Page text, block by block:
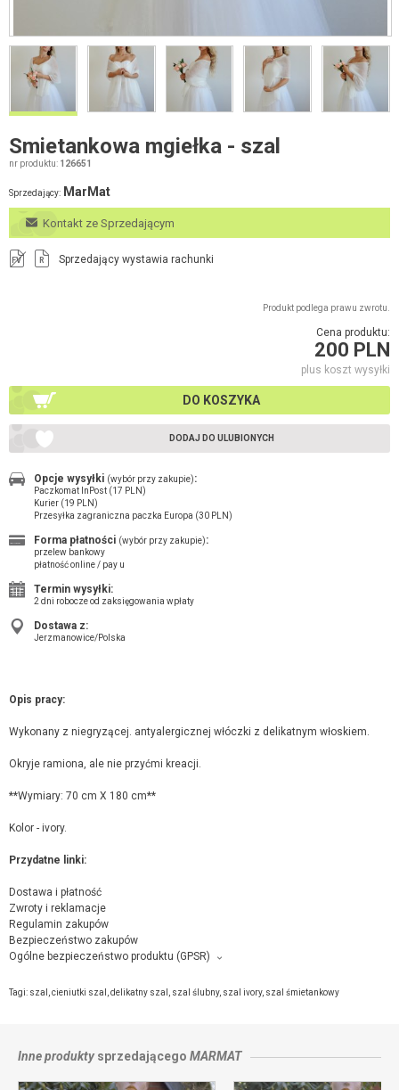
Smietankowa mgiełka - szal
nr produktu: 126651
Sprzedający: MarMat
Kontakt ze Sprzedającym
FV R Sprzedający wystawia rachunki
Produkt podlega prawu zwrotu.
Cena produktu:
200 PLN
plus koszt wysyłki
DO KOSZYKA
DODAJ DO ULUBIONYCH
Opcje wysyłki (wybór przy zakupie):
Paczkomat InPost (17 PLN)
Kurier (19 PLN)
Przesyłka zagraniczna paczka Europa (30 PLN)
Forma płatności (wybór przy zakupie):
przelew bankowy
płatność online / pay u
Termin wysyłki:
2 dni robocze od zaksięgowania wpłaty
Dostawa z:
Jerzmanowice/Polska
Opis pracy:
Wykonany z niegryzącej. antyalergicznej włóczki z delikatnym włoskiem.
Okryje ramiona, ale nie przyćmi kreacji.
**Wymiary: 70 cm X 180 cm**
Kolor - ivory.
Przydatne linki:
Dostawa i płatność
Zwroty i reklamacje
Regulamin zakupów
Bezpieczeństwo zakupów
Ogólne bezpieczeństwo produktu (GPSR)
Yarn4U Marzena Matuszewska, Doły 86, 32-048 Jerzmanowice,
sprzedającym
Tagi: szal cieniutki szal delikatny szal szal ślubny, szal ivory, szal śmietankowy
Inne produktysprzedającego MARMAT